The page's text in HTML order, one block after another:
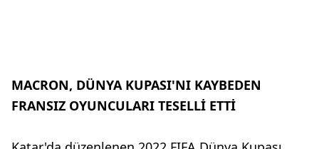
MACRON, DÜNYA KUPASI'NI KAYBEDEN
FRANSIZ OYUNCULARI TESELLİ ETTİ